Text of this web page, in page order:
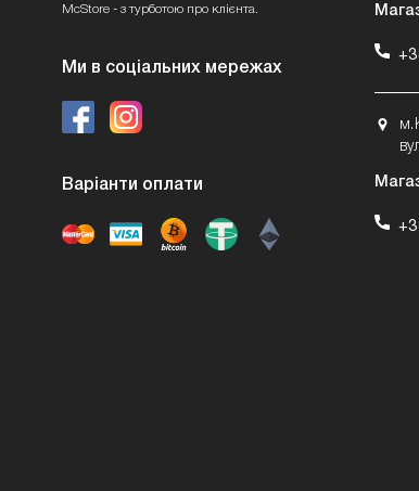
McStore - з турботою про клієнта.
Ми в соціальних мережах
Варіанти оплати